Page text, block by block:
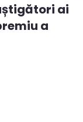
ai
a